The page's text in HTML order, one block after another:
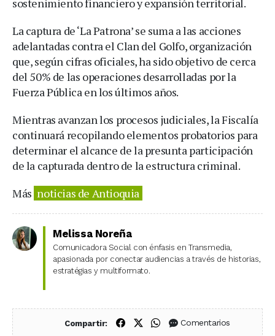
sostenimiento financiero y expansión territorial.
La captura de ‘La Patrona’ se suma a las acciones
adelantadas contra el Clan del Golfo, organización
que, según cifras oficiales, ha sido objetivo de cerca
del 50% de las operaciones desarrolladas por la
Fuerza Pública en los últimos años.
Mientras avanzan los procesos judiciales, la Fiscalía
continuará recopilando elementos probatorios para
determinar el alcance de la presunta participación
de la capturada dentro de la estructura criminal.
Más noticias de Antioquia
Melissa Noreña
Comunicadora Social con énfasis en Transmedia,
apasionada por conectar audiencias a través de historias,
estratégias y multiformato.
Compartir: Compartir en Facebook
Compartir en X (Twitter)
Compartir en WhatsApp
Comentarios